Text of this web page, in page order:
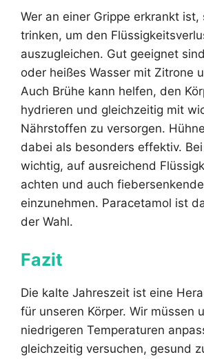
Wer an einer Grippe erkrankt ist,
trinken, um den
auszugleichen. Gut geeignet
oder heißes Wasser mit Zitrone
Auch Brühe kann helfen, den
hydrieren und gleichzeitig mit
Nährstoffen zu versorgen.
dabei als besonders effektiv.
wichtig, auf ausreichend
achten und auch
einzunehmen. Paracetamol ist
der Wahl.
Fazit
Die kalte Jahreszeit ist eine
für unseren Körper. Wir müssen
niedrigeren Temperaturen
gleichzeitig versuchen, gesund